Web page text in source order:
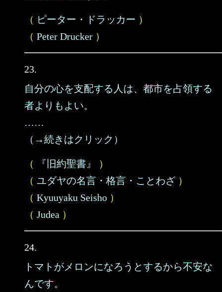
（ ピーター・ドラッカー ）
（ Peter Drucker ）
23.
自分の心を支配する人は、都市を占領する
者よりもよい。
……
（→続きはクリック）
（ 『旧約聖書』
）
（ ユダヤの名言・格言・ことわざ ）
（ Kyuuyaku Seisho ）
（ Judea ）
24.
トマトがメロンになろうとするから不安な
んです。